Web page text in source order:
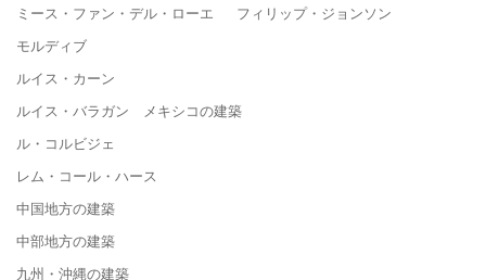
ミース・ファン・デル・ローエ フィリップ・ジョンソン
モルディブ
ルイス・カーン
ルイス・バラガン メキシコの建築
ル・コルビジェ
レム・コール・ハース
中国地方の建築
中部地方の建築
九州・沖縄の建築